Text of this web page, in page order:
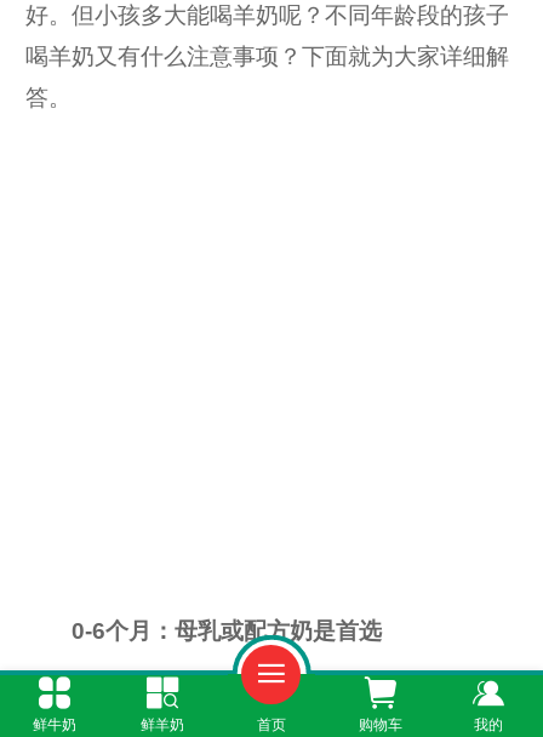
好。但小孩多大能喝羊奶呢？不同年龄段的孩子
喝羊奶又有什么注意事项？下面就为大家详细解
答。
0-6个月：母乳或配方奶是首选
0-6个月的宝宝肠胃功能尚未发育完善，消
鲜牛奶 鲜羊奶 首页 购物车 我的